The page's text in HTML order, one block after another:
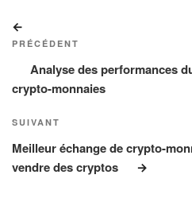
de
l’article
précédent
PRÉCÉDENT
Analyse des performances
crypto-monnaies
Article
suivant
SUIVANT
Meilleur échange de crypto-
vendre des cryptos